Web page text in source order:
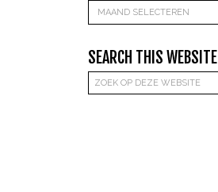
Archieven
SEARCH THIS WEBSITE